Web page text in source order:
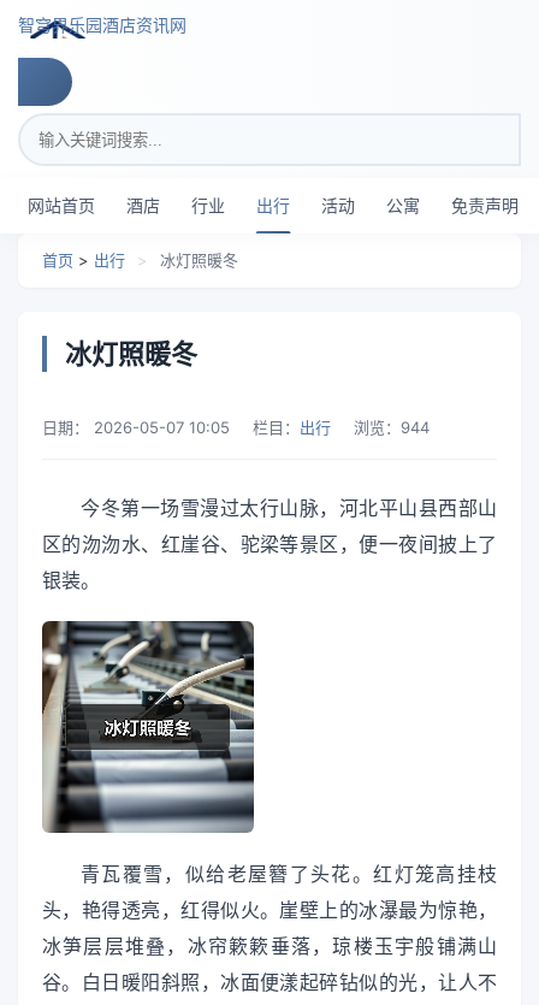
智穹界乐园酒店资讯网
搜索关键词
网站首页 酒店 行业 出行 活动 公寓 免责声明
首页 > 出行 > 冰灯照暖冬
冰灯照暖冬
日期： 2026-05-07 10:05 栏目： 出行 浏览： 944
今冬第一场雪漫过太行山脉，河北平山县西部山
区的沕沕水、红崖谷、驼梁等景区，便一夜间披上了
银装。
青瓦覆雪，似给老屋簪了头花。红灯笼高挂枝
头，艳得透亮，红得似火。崖壁上的冰瀑最为惊艳，
冰笋层层堆叠，冰帘簌簌垂落，琼楼玉宇般铺满山
谷。白日暖阳斜照，冰面便漾起碎钻似的光，让人不